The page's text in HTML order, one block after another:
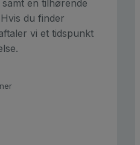
en tilhørende
du finder
vi et tidspunkt